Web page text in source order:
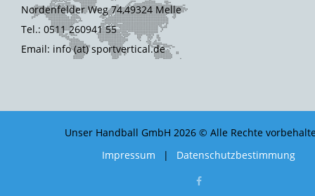
Nordenfelder Weg 74,49324 Melle
Tel.: 0511 260941 55
Email: info (at) sportvertical.de
Unser Handball GmbH 2026 © Alle Rechte
Impressum
| Datenschutzbestimmung